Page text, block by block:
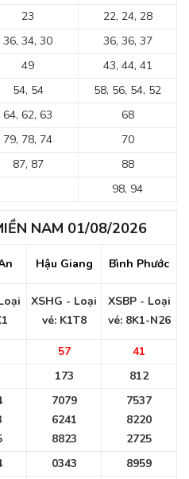
23
22, 24, 28
36, 34, 30
36, 36, 37
49
43, 44, 41
54, 54
58, 56, 54, 52
64, 62, 63
68
79, 78, 74
70
87, 87
88
98, 94
NAM 01/08/2026
Hậu Giang Bình Phước
XSHG - Loại
vé: K1T8
XSBP - Loại
vé: 8K1-N26
57
41
173 812
7079
6241
8823
7537
8220
2725
0343 8959